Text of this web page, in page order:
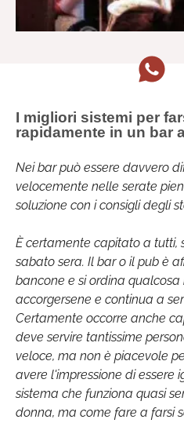
I migliori sistemi per
rapidamente in un bar
Nei bar può essere davvero
velocemente nelle serate
soluzione con i consigli degli
È certamente capitato a tutti,
sabato sera. Il bar o il pub è
bancone e si ordina
accorgersene e continua a
Certamente occorre anche
deve servire tantissime
veloce, ma non è piacevole
avere l'impressione di essere
sistema che funziona quasi
donna, ma come fare a farsi